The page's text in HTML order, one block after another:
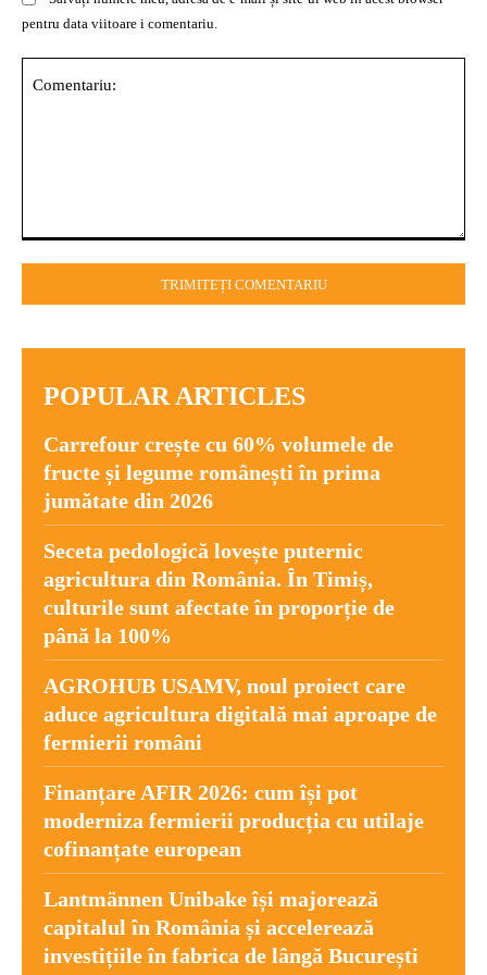
pentru data viitoare i comentariu.
POPULAR ARTICLES
Carrefour crește cu 60% volumele de
fructe și legume românești în prima
jumătate din 2026
Seceta pedologică lovește puternic
agricultura din România. În Timiș,
culturile sunt afectate în proporție de
până la 100%
AGROHUB USAMV, noul proiect care
aduce agricultura digitală mai aproape de
fermierii români
Finanțare AFIR 2026: cum își pot
moderniza fermierii producția cu utilaje
cofinanțate european
Lantmännen Unibake își majorează
capitalul în România și accelerează
investițiile în fabrica de lângă București